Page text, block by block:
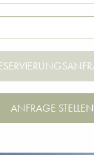
ANFRAGE STELLEN